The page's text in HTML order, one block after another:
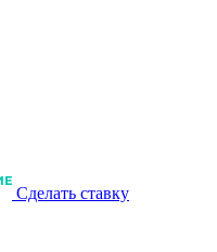
Сделать ставку